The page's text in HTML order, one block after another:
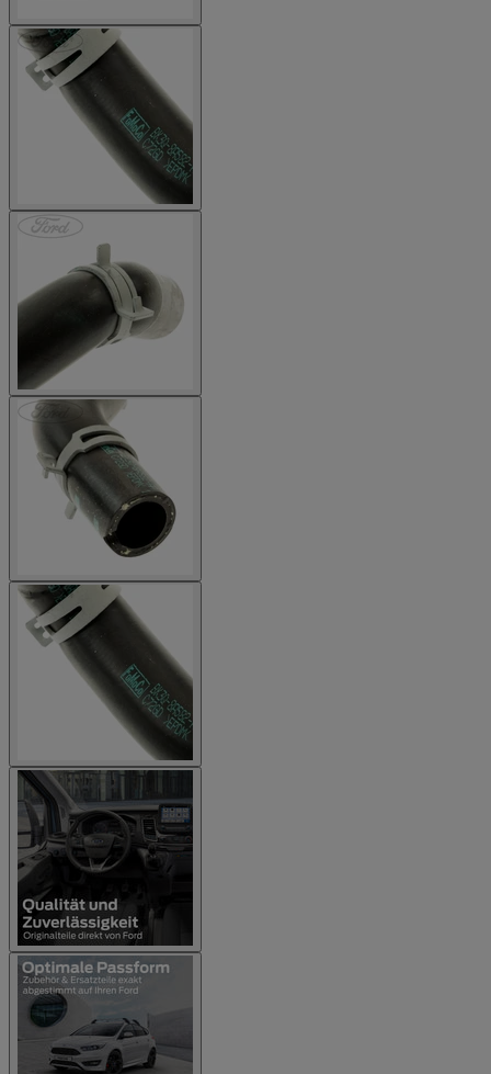
Jetzt anmelden und
10€ Rabatt sichern!
Erhalten Sie die neuesten Updates und Angebote
vom Ford Onlineshop und sichern Sie sich
auf Ihre erste Bestellung ab 50€ - auch auf
bereits reduzierte Artikel
Informationen zur Verarbeitung Ihrer personenbezogenen
Daten finden Sie in unserer Datenschutzerklärung. Pro
Einkauf nur ein Gutschein einlösbar. Gutscheincode ist nach
der Anmeldung für 60 Tage gültig und ist
Rabattcodeseinlösbar. Es gelten unsere allgemeinen
Geschäftsbedingungen. Das Angebot ist ausschließlich im
Ford Onlineshop (shop.ford.de) gültig. Keine Barauszahlung